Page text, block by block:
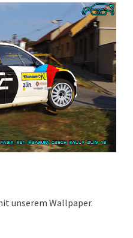
unserem Wallpaper.